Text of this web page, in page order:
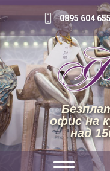
0895 604
офис на
над